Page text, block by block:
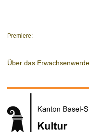
Premiere:
Über das